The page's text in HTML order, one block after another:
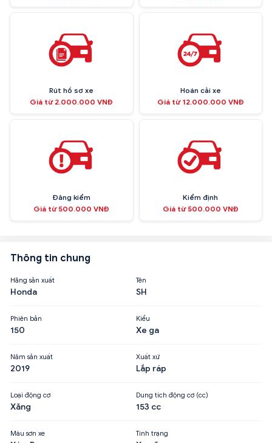
Rút hồ sơ xe
Giá từ 2.000.000 VNĐ
Hoán cải xe
Giá từ 12.000.000 VNĐ
Đăng kiểm
Giá từ 500.000 VNĐ
Kiểm định
Giá từ 500.000 VNĐ
Thông tin chung
Hãng sản xuất
Honda
Tên
SH
Phiên bản
150
Kiểu
Xe ga
Năm sản xuất
2019
Xuất xứ
Lắp ráp
Loại động cơ
Xăng
Dung tích động cơ (cc)
153 cc
Màu sơn xe Tình trạng